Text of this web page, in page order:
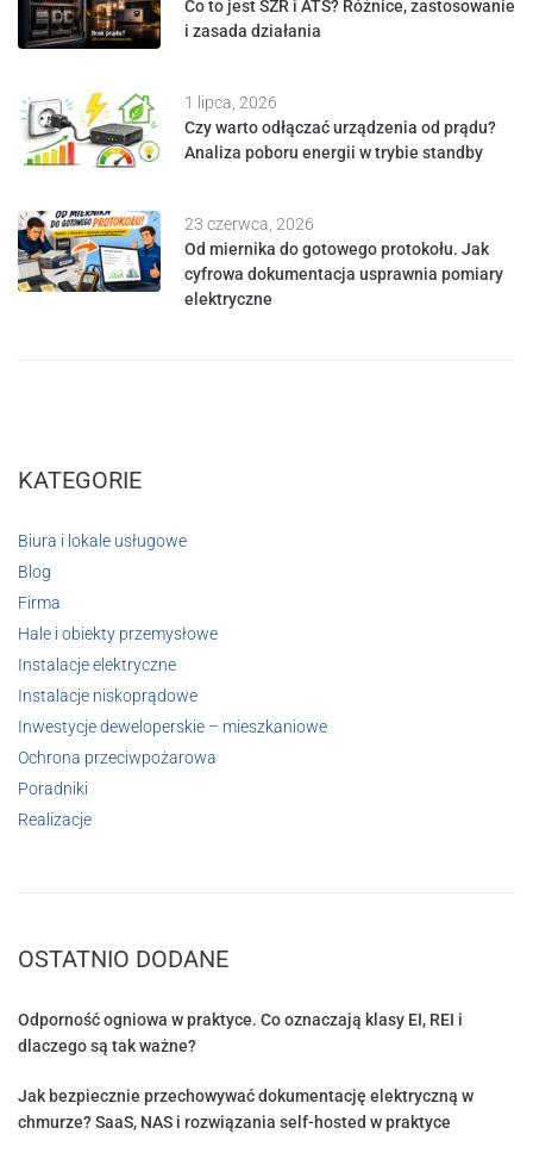
Co to jest SZR i ATS? Różnice, zastosowanie
i zasada działania
1 lipca, 2026
Czy warto odłączać urządzenia od prądu?
Analiza poboru energii w trybie standby
23 czerwca, 2026
Od miernika do gotowego protokołu. Jak
cyfrowa dokumentacja usprawnia pomiary
elektryczne
KATEGORIE
Biura i lokale usługowe
Blog
Firma
Hale i obiekty przemysłowe
Instalacje elektryczne
Instalacje niskoprądowe
Inwestycje deweloperskie – mieszkaniowe
Ochrona przeciwpożarowa
Poradniki
Realizacje
OSTATNIO DODANE
Odporność ogniowa w praktyce. Co oznaczają klasy EI, REI i
dlaczego są tak ważne?
Jak bezpiecznie przechowywać dokumentację elektryczną w
chmurze? SaaS, NAS i rozwiązania self-hosted w praktyce